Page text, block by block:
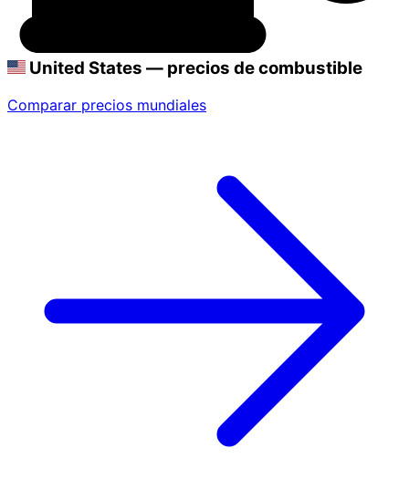
United States — precios de combustible
Comparar precios mundiales